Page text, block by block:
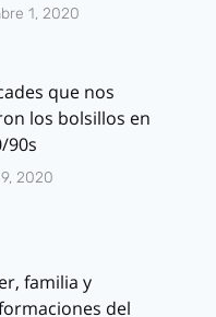
1, 2020
que nos
los bolsillos en
90s
2020
familia y
del